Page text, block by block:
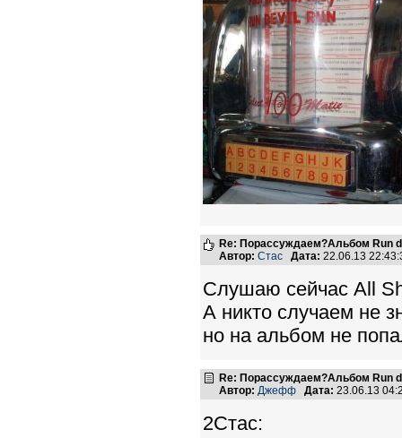
Re: Порассуждаем?Альбом Run
Автор: Стас Дата: 22.06.13
Слушаю сейчас All
А никто случаем не
но на альбом не
Re: Порассуждаем?Альбом Run
Автор: Джефф Дата: 23.06.13
2Стас: